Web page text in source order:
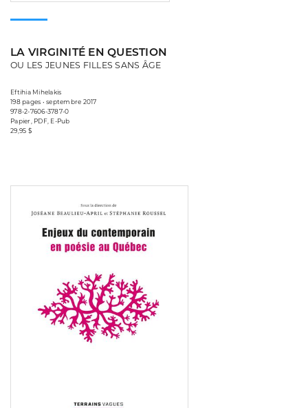
LA VIRGINITÉ EN QUESTION
OU LES JEUNES FILLES SANS ÂGE
Eftihia Mihelakis
198 pages • septembre 2017
978-2-7606-3787-0
Papier, PDF, E-Pub
29,95 $